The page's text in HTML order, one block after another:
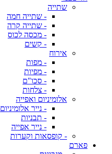
שתייה
- שתייה חמה
- שתייה קרה
- מכסה לכוס
- קשים
אירוח
- מפות
- מפיות
- סכו"ם
- צלחות
אלומיניום ואפייה
- נייר אלומיניום
- תבניות
- נייר אפייה
- קופסאות וקערות
פארם